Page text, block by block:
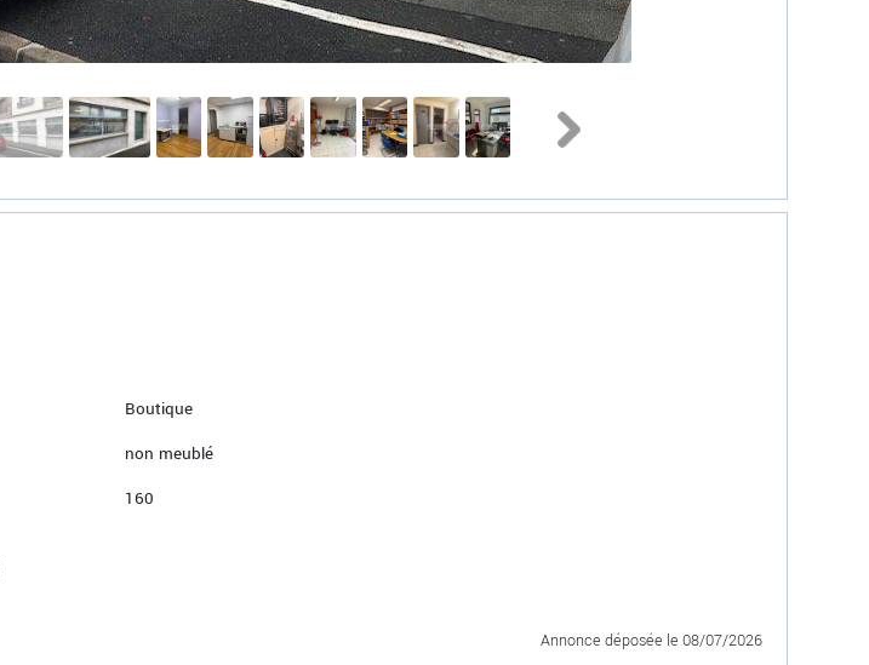
Boutique
non meublé
160
Annonce déposée le 08/07/2026